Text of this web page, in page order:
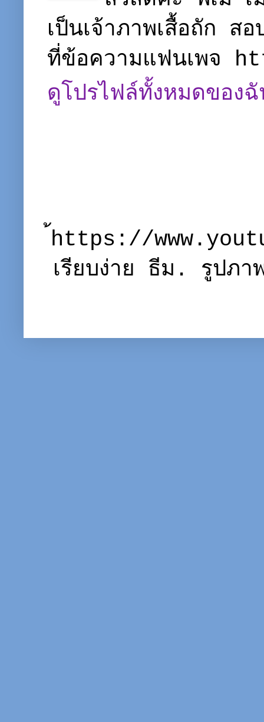
เป็นเจ้าภาพเสื้อถัก ส
ที่ข้อความแฟนเพจ
ดูโปรไฟล์ทั้งหมดของ
https://
เรียบง่าย ธีม. รูปภ